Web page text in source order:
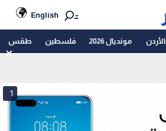
English
الأردن مونديال 2026 فلسطين طقس
1